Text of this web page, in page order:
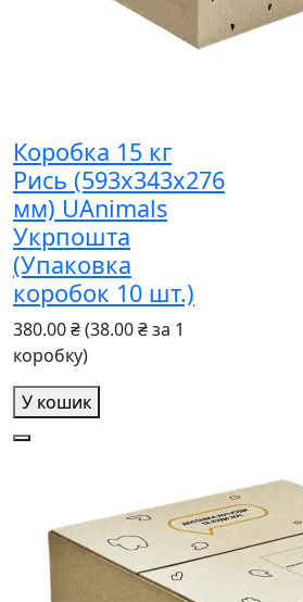
Коробка 15 кг
Рись (593х343х276
мм) UAnimals
Укрпошта
(Упаковка
коробок 10 шт.)
380.00 ₴(38.00 ₴ за 1
коробку)
У кошик